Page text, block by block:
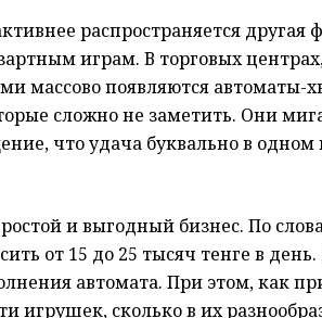
распространяется другая
играм. В торговых
массово появляются автоматы-
сложно не заметить. Они
что удача буквально в одном
и выгодный бизнес. По
от 15 до 25 тысяч тенге в
автомата. При этом, как
игрушек, сколько в их